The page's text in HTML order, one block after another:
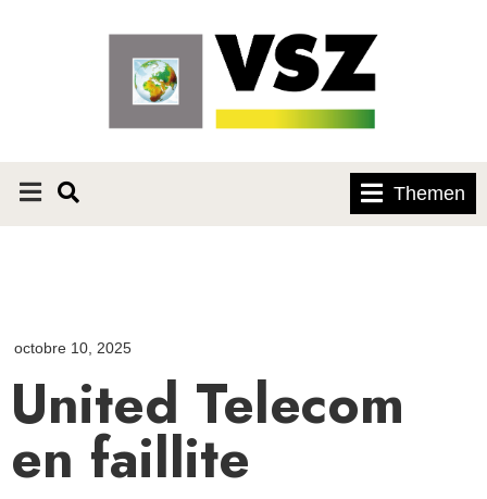
Themen
octobre 10, 2025
United Telecom
en faillite